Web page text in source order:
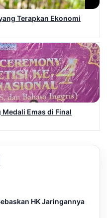
Terapkan Ekonomi
Emas di Final
HK Jaringannya